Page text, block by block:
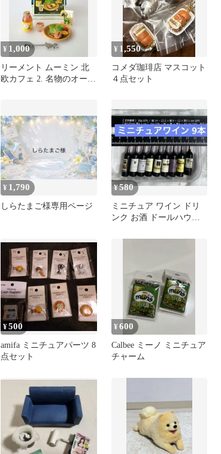
¥ 1,000
リーメント ムーミン 北
欧カフェ 2. 名物のオープ
¥ 1,550
コメダ珈琲店 マスコット
４点セット
¥ 1,790
しらたまご様専用ページ
¥580
ミニチュア ワイン ドリ
ンク お酒 ドールハウス 9
¥500
amifa ミニチュアパーツ 8
点セット
¥600
Calbee ミーノ ミニチュア
チャーム